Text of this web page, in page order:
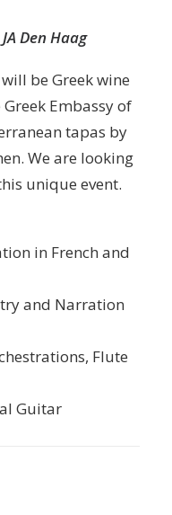
Den Haag
be Greek wine
Embassy of
tapas by
We are looking
unique event.
in French and
and Narration
Flute
Guitar